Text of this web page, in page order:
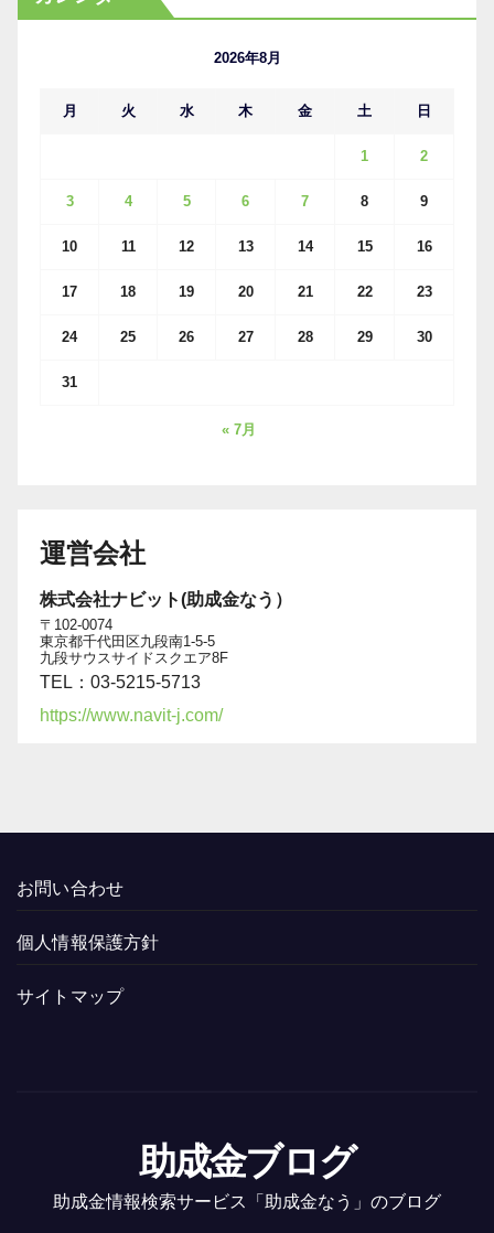
イ
2026年8月
月 火 水 木 金 土 日
1 2
3 4 5 6 7 8 9
10 11 12 13 14 15 16
17 18 19 20 21 22 23
24 25 26 27 28 29 30
31
« 7月
運営会社
株式会社ナビット(助成金なう）
〒102-0074
東京都千代田区九段南1-5-5
九段サウスサイドスクエア8F
TEL：03-5215-5713
https://www.navit-j.com/
お問い合わせ
個人情報保護方針
サイトマップ
助成金ブログ
助成金情報検索サービス「助成金なう」のブログ